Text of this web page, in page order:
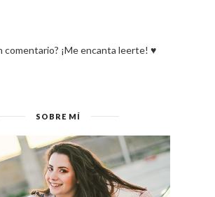
comentario? ¡Me encanta leerte! ♥
SOBRE MÍ